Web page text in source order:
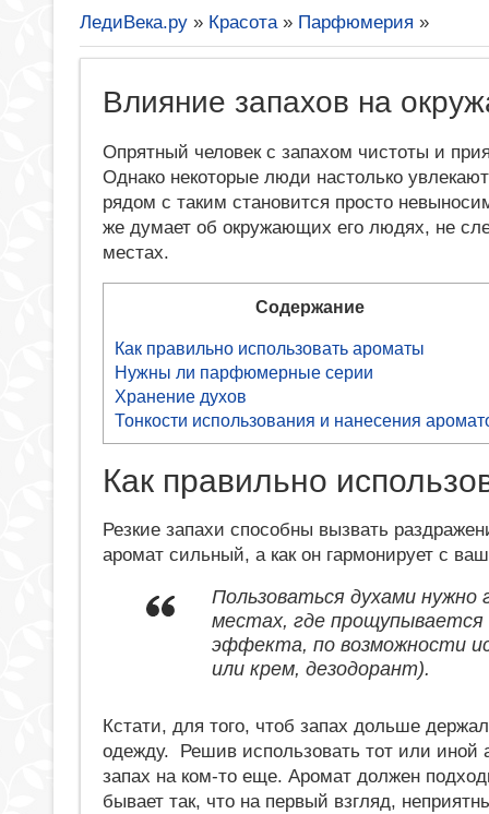
ЛедиВека.ру » Красота» Парфюмерия »
Влияние запахов на
Опрятный человек с запахом чистоты и
Однако некоторые люди настолько
рядом с таким становится просто
же думает об окружающих его людях, не
местах.
Содержание
Как правильно использовать ароматы
Нужны ли парфюмерные серии
Хранение духов
Тонкости использования и нанесения
Как правильно
Резкие запахи способны вызвать
аромат сильный, а как он гармонирует с
Пользоваться духами
местах, где
эффекта, по возможности
или крем, дезодорант).
Кстати, для того, чтоб запах дольше
одежду. Решив использовать тот или иной
запах на ком-то еще. Аромат должен
бывает так, что на первый взгляд,